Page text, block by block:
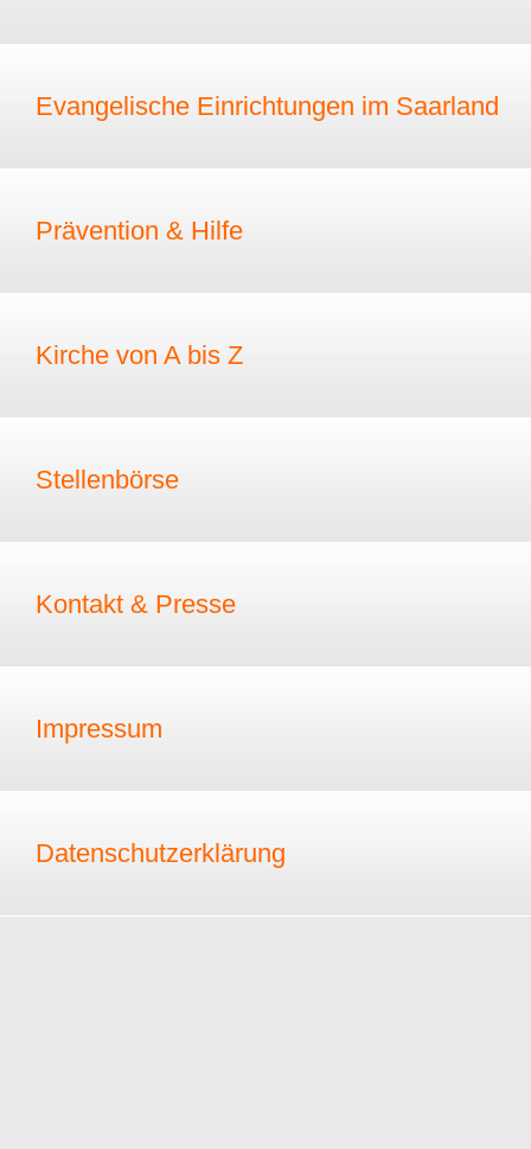
Evangelische Einrichtungen im Saarland
Prävention & Hilfe
Kirche von A bis Z
Stellenbörse
Kontakt & Presse
Impressum
Datenschutzerklärung